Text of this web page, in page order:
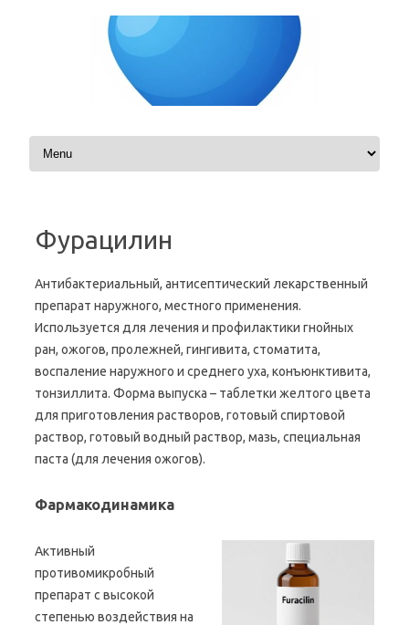
Skip to content
Фурацилин
Антибактериальный, антисептический лекарственный
препарат наружного, местного применения.
Используется для лечения и профилактики гнойных
ран, ожогов, пролежней, гингивита, стоматита,
воспаление наружного и среднего уха, конъюнктивита,
тонзиллита. Форма выпуска – таблетки желтого цвета
для приготовления растворов, готовый спиртовой
раствор, готовый водный раствор, мазь, специальная
паста (для лечения ожогов).
Фармакодинамика
Активный
противомикробный
препарат с высокой
степенью воздействия на